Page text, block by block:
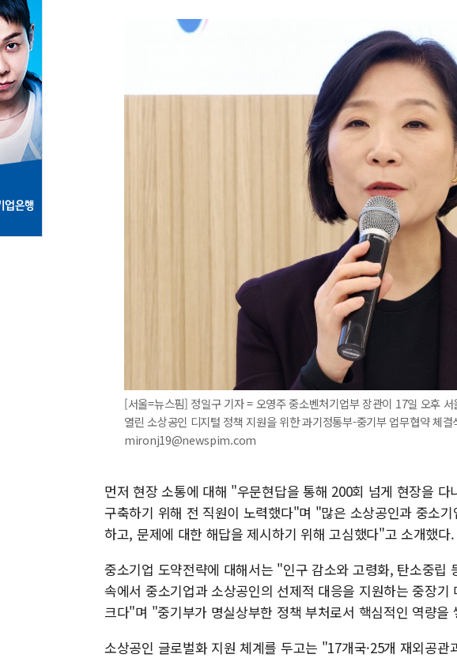
[서울=뉴스핌] 정일구 기자 = 오영주 중소벤처기업부 장관이 17일 오후
열린 소상공인 디지털 정책 지원을 위한 과기정통부-중기부 업무협약 체
mironj19@newspim.com
먼저 현장 소통에 대해 "우문현답을 통해 200회 넘게 현장을
구축하기 위해 전 직원이 노력했다"며 "많은 소상공인과 중소
하고, 문제에 대한 해답을 제시하기 위해 고심했다"고 소개했다.
중소기업 도약전략에 대해서는 "인구 감소와 고령화, 탄소중립
속에서 중소기업과 소상공인의 선제적 대응을 지원하는 중장
크다"며 "중기부가 명실상부한 정책 부처로서 핵심적인 역량을
소상공인 글로벌화 지원 체계를 두고는 "17개국·25개 재외공